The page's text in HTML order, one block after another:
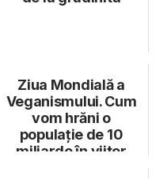
Ziua Mondială a
Veganismului. Cum
vom hrăni o
populație de 10
miliarde în viitor